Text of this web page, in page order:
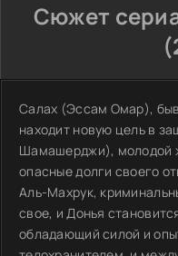
Сюжет
Салах (Эссам Омар),
находит новую цель в
Шамашерджи), молодой
опасные долги своего
Аль-Махрук,
свое, и Донья
обладающий силой и